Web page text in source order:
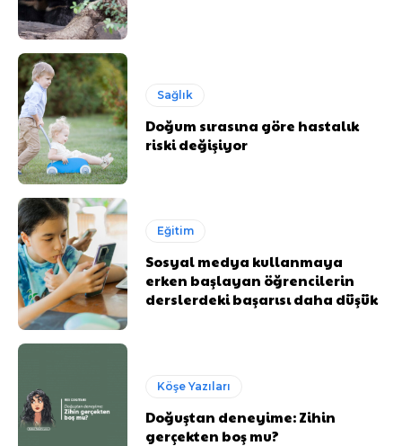
Sağlık
Doğum sırasına göre hastalık
riski değişiyor
Eğitim
Sosyal medya kullanmaya
erken başlayan öğrencilerin
derslerdeki başarısı daha düşük
Köşe Yazıları
Doğuştan deneyime: Zihin
gerçekten boş mu?